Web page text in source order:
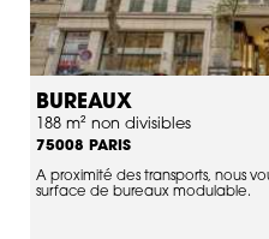
BUREAUX
188 m² non divisibles
75008 PARIS
A proximité des transports, nous
surface de bureaux modulable.